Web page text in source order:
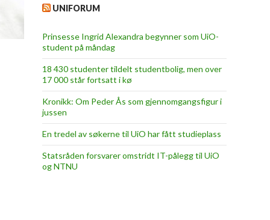
UNIFORUM
Prinsesse Ingrid Alexandra begynner som UiO-
student på måndag
18 430 studenter tildelt studentbolig, men over
17 000 står fortsatt i kø
Kronikk: Om Peder Ås som gjennomgangsfigur i
jussen
En tredel av søkerne til UiO har fått studieplass
Statsråden forsvarer omstridt IT-pålegg til UiO
og NTNU